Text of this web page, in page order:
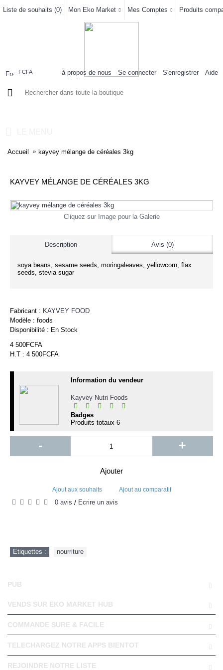
Liste de souhaits (0) Mon Eko Market Mes Comptes Produits
FCFA à propos de nous Se connecter S'enregistrer Aide
Accueil kayvey mélange de céréales 3kg
KAYVEY MÉLANGE DE CÉRÉALES 3KG
Cliquez sur Image pour la Galerie
Description Avis (0)
soya beans, sesame seeds, moringaleaves, yellowcorn, flax
seeds, stevia sugar
Fabricant : KAYVEY FOOD
Modèle : foods
Disponibilité : En Stock
4 500FCFA
H.T : 4 500FCFA
Information du vendeur
Kayvey Nutri Foods
Badges
Produits totaux 6
- +
Ajouter
Ajout aux souhaits Ajout au comparatif
0 avis / Écrire un avis
Etiquettes : nourriture
PUB
VENDS SUR EKO MARKET HUB
COMMANDE SURE & FACILE
TELECHARGEZ NOTRE APPS BIENTOT
REJOINDRE NOTRE LISTE